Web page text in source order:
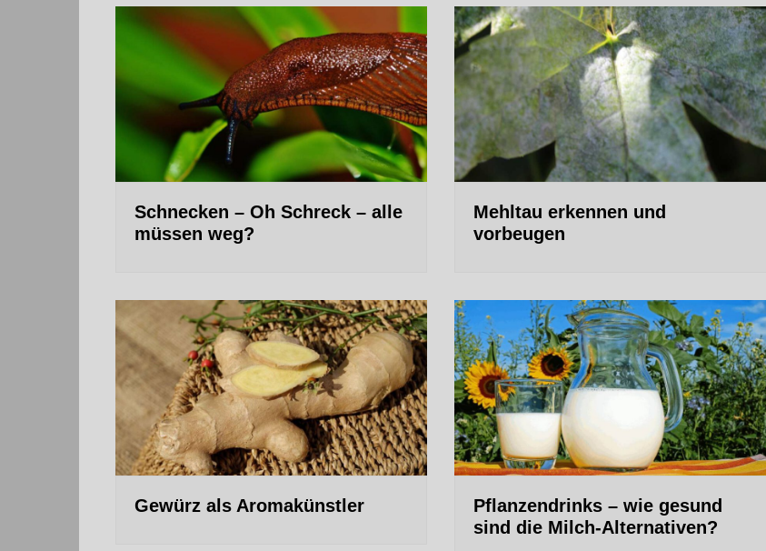
Schnecken – Oh Schreck – alle
müssen weg?
Mehltau erkennen und
vorbeugen
Gewürz als Aromakünstler
Pflanzendrinks – wie gesund
sind die Milch-Alternativen?